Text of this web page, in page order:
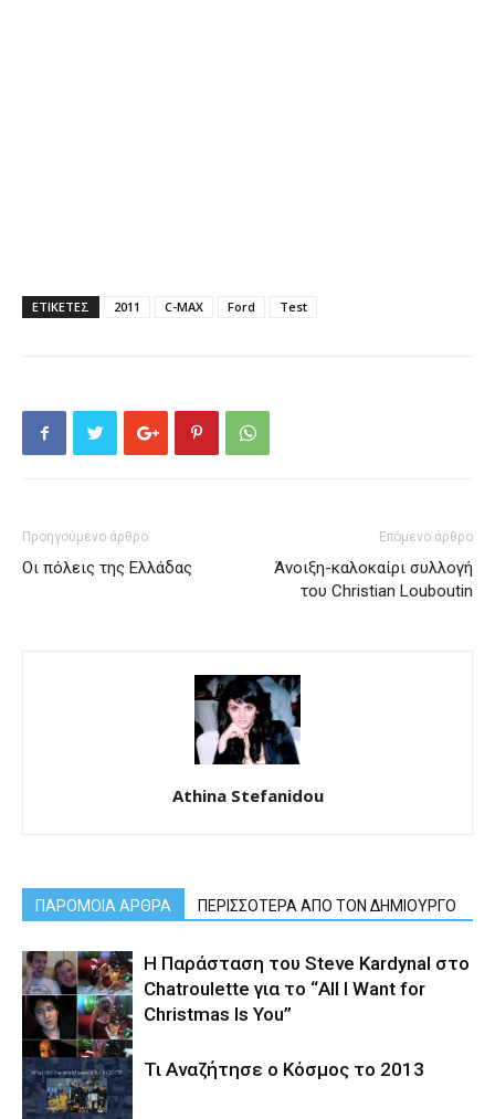
ΕΤΙΚΕΤΕΣ 2011 C-MAX Ford Test
Προηγούμενο άρθρο
Οι πόλεις της Ελλάδας
Επόμενο άρθρο
Άνοιξη-καλοκαίρι συλλογή
του Christian Louboutin
Athina Stefanidou
ΠΑΡΟΜΟΙΑ ΑΡΘΡΑ ΠΕΡΙΣΣΟΤΕΡΑ ΑΠΟ ΤΟΝ ΔΗΜΙΟΥΡΓΟ
Η Παράσταση του Steve Kardynal στο
Chatroulette για το “All I Want for
Christmas Is You”
Τι Αναζήτησε ο Κόσμος το 2013